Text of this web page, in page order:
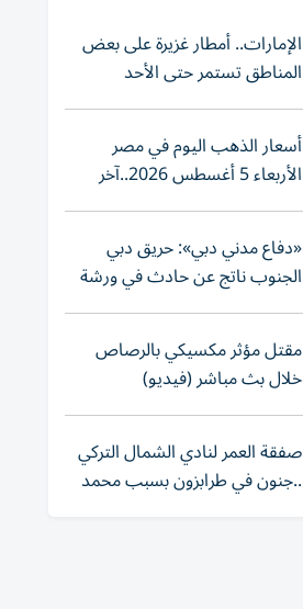
الإمارات.. أمطار غزيرة على بعض
المناطق تستمر حتى الأحد
أسعار الذهب اليوم في مصر
الأربعاء 5 أغسطس 2026..آخر
تحديث لعيار 21
«دفاع مدني دبي»: حريق دبي
الجنوب ناتج عن حادث في ورشة
ولا إصابات
مقتل مؤثر مكسيكي بالرصاص
خلال بث مباشر (فيديو)
صفقة العمر لنادي الشمال التركي
..جنون في طرابزون بسبب محمد